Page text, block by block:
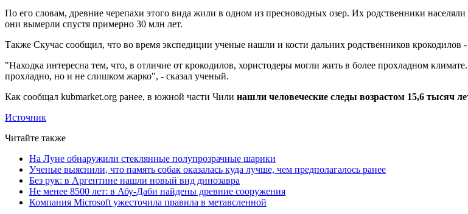
По его словам, древние черепахи этого вида жили в одном из пресноводных озер. Их родственники
они вымерли спустя примерно 30 млн лет.
Также Скучас сообщил, что во время экспедиции ученые нашли и кости дальних родственников крокодилов -
"Находка интересна тем, что, в отличие от крокодилов, хористодеры могли жить в более прохладном
прохладно, но и не слишком жарко", - сказал ученый.
Как сообщал kubmarket.org ранее, в южной части Чили нашли человеческие следы возрастом 15,6 тысяч
Источник
Читайте также
На Луне обнаружили стеклянные полупрозрачные шарики
Ученые выяснили, что память собак оказалась куда лучше, чем предполагалось ранее
Без рук: в Аргентине нашли новый вид динозавра
Не менее 8500 лет: в Абу-Даби найдены древние сооружения
Компания Microsoft ужесточила правила в метавсленной